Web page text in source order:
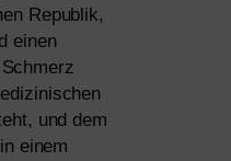
Republik,
einen
und dem
einem